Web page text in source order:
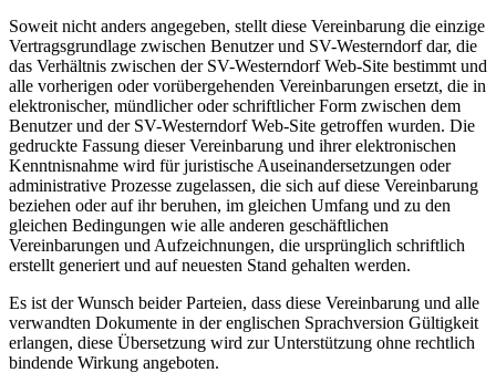
Soweit nicht anders angegeben, stellt diese Vereinbarung die einzige
Vertragsgrundlage zwischen Benutzer und SV-Westerndorf dar, die
das Verhältnis zwischen der SV-Westerndorf Web-Site bestimmt und
alle vorherigen oder vorübergehenden Vereinbarungen ersetzt, die in
elektronischer, mündlicher oder schriftlicher Form zwischen dem
Benutzer und der SV-Westerndorf Web-Site getroffen wurden. Die
gedruckte Fassung dieser Vereinbarung und ihrer elektronischen
Kenntnisnahme wird für juristische Auseinandersetzungen oder
administrative Prozesse zugelassen, die sich auf diese Vereinbarung
beziehen oder auf ihr beruhen, im gleichen Umfang und zu den
gleichen Bedingungen wie alle anderen geschäftlichen
Vereinbarungen und Aufzeichnungen, die ursprünglich schriftlich
erstellt generiert und auf neuesten Stand gehalten werden.
Es ist der Wunsch beider Parteien, dass diese Vereinbarung und alle
verwandten Dokumente in der englischen Sprachversion Gültigkeit
erlangen, diese Übersetzung wird zur Unterstützung ohne rechtlich
bindende Wirkung angeboten.